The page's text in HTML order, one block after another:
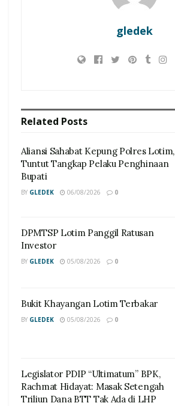
gledek
Related Posts
Aliansi Sahabat Kepung Polres Lotim,
Tuntut Tangkap Pelaku Penghinaan
Bupati
BY GLEDEK 06/08/2026 0
DPMTSP Lotim Panggil Ratusan
Investor
BY GLEDEK 05/08/2026 0
Bukit Khayangan Lotim Terbakar
BY GLEDEK 05/08/2026 0
Legislator PDIP “Ultimatum” BPK,
Rachmat Hidayat: Masak Setengah
Triliun Dana BTT Tak Ada di LHP